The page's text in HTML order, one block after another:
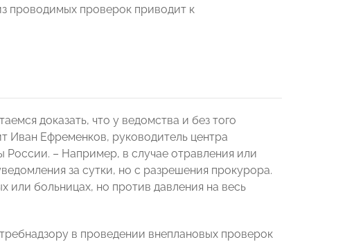
проводимых проверок приводит к
доказать, что у ведомства и без того
Иван Ефременков, руководитель центра
– Например, в случае отравления или
за сутки, но с разрешения прокурора.
больницах, но против давления на весь
в проведении внеплановых проверок